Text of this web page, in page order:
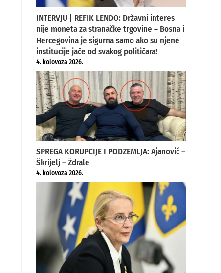
INTERVJU | REFIK LENDO: Državni interes
nije moneta za stranačke trgovine – Bosna i
Hercegovina je sigurna samo ako su njene
institucije jače od svakog političara!
4. kolovoza 2026.
SPREGA KORUPCIJE I PODZEMLJA: Ajanović –
Škrijelj – Ždrale
4. kolovoza 2026.